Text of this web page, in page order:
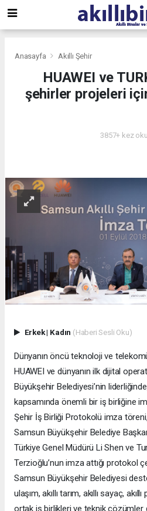
Anasayfa Akıllı Şehir
HUAWEI ve
şehirler projeleri
3857+ kez
Erkek| Kadın (Haberi Sesli Oku)
Dünyanın öncü teknoloji ve
HUAWEI ve dünyanın ilk dijital
Büyükşehir Belediyesi’nin
kapsamında önemli bir iş birliğine
Şehir İş Birliği Protokolü imza
Samsun Büyükşehir Belediye
Türkiye Genel Müdürü Li Shen ve
Terzioğlu’nun imza attığı protokol
Samsun Büyükşehir Belediyesi
ulaşım, akıllı tarım, akıllı sayaç,
ortak iş birlikleri ve teknik çözümler